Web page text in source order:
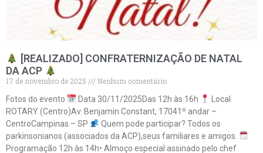
[REALIZADO] CONFRATERNIZAÇÃO DE NATAL
DA ACP
17 de novembro de 2025
Nenhum comentário
Fotos do evento
Data 30/11/2025Das 12h às 16h
Local
ROTARY (Centro)Av. Benjamin Constant, 17041º andar –
CentroCampinas – SP
Quem pode participar? Todos os
parkinsonianos (associados da ACP),seus familiares e amigos.
Programação 12h às 14h• Almoço especial assinado pelo chef